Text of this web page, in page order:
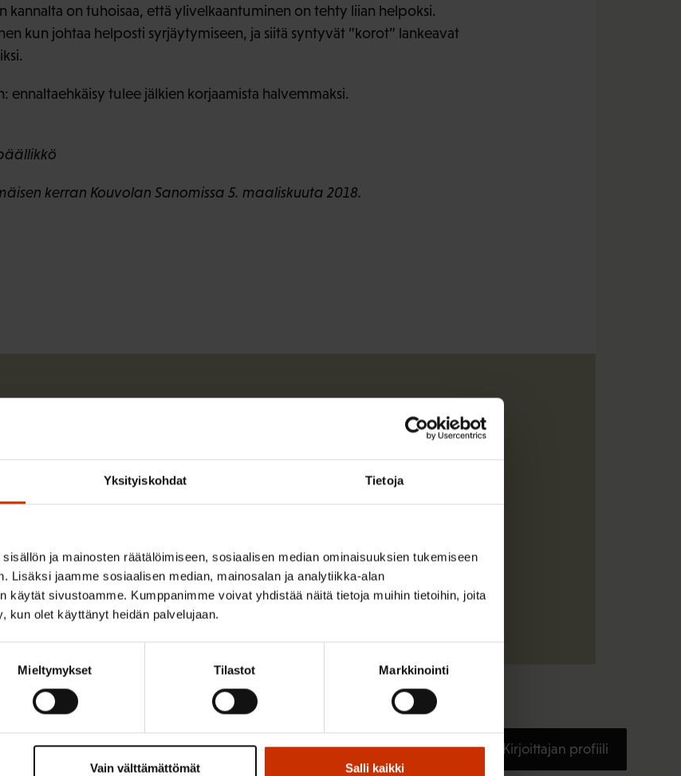
Yksityiskohdat Tietoja
ja mainosten räätälöimiseen, sosiaalisen median ominaisuuksien tukemiseen
Lisäksi jaamme sosiaalisen median, mainosalan ja analytiikka-alan
käytät sivustoamme. Kumppanimme voivat yhdistää näitä tietoja muihin tietoihin, joita
kun olet käyttänyt heidän palvelujaan.
Mieltymykset Tilastot Markkinointi
Vain välttämättömät Salli kaikki
kannalta on tuhoisaa, että ylivelkaantuminen on tehty liian helpoksi.
kun johtaa helposti syrjäytymiseen, ja siitä syntyvät ”korot” lankeavat
ennaltaehkäisy tulee jälkien korjaamista halvemmaksi.
kerran Kouvolan Sanomissa 5. maaliskuuta 2018.
Harri Järvinen työskenteli SAK:ssa yhteyspäällikkönä.
Kirjoittajan profiili